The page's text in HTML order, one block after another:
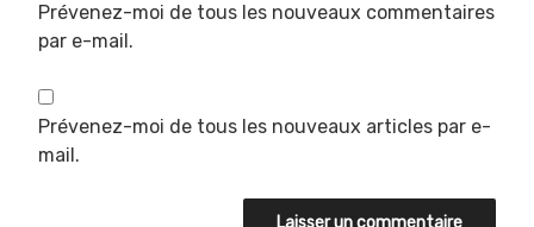
Prévenez-moi de tous les nouveaux commentaires
par e-mail.
Prévenez-moi de tous les nouveaux articles par e-
mail.